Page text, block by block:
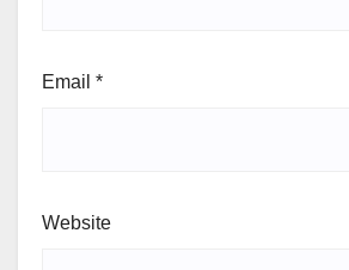
Email *
Website